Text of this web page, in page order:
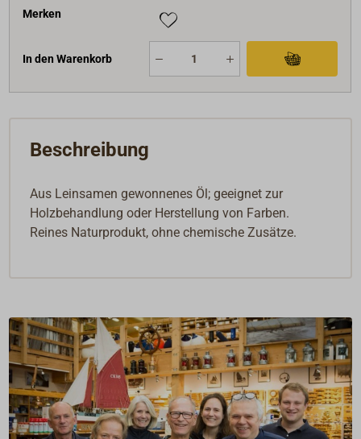
Merken
In den Warenkorb
Beschreibung
Aus Leinsamen gewonnenes Öl; geeignet zur
Holzbehandlung oder Herstellung von Farben.
Reines Naturprodukt, ohne chemische Zusätze.